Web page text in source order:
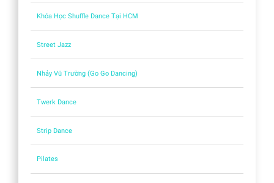
Khóa Học Shuffle Dance Tại HCM
Street Jazz
Nhảy Vũ Trường (Go Go Dancing)
Twerk Dance
Strip Dance
Pilates